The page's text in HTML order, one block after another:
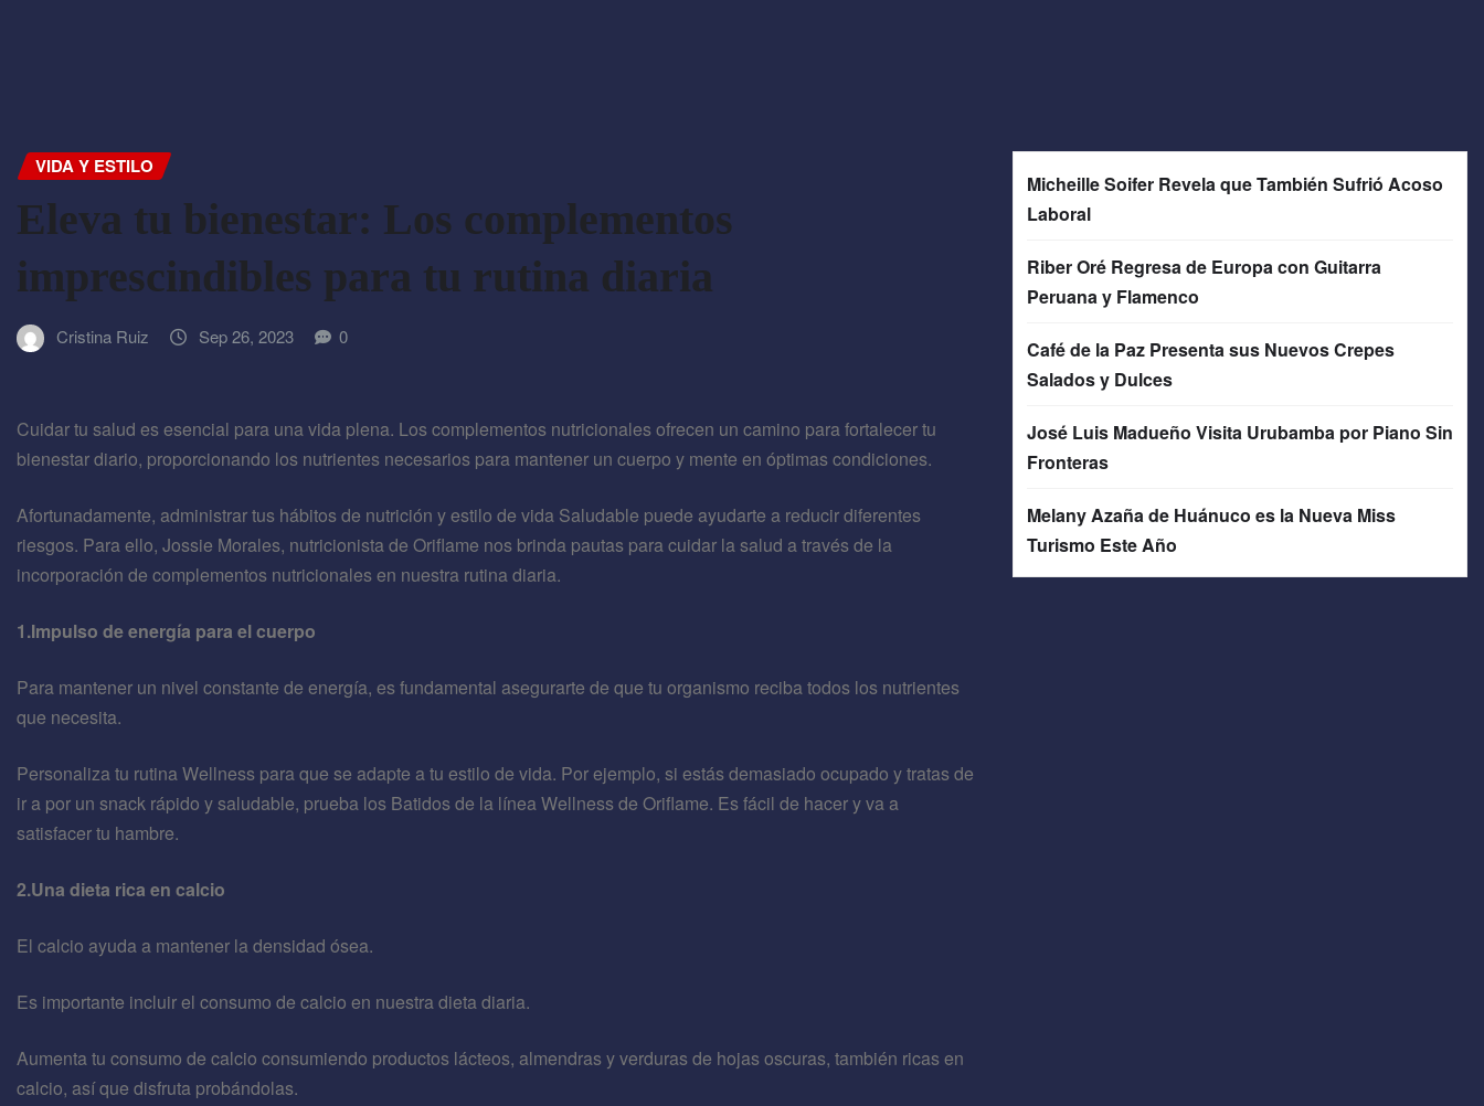
VIDA Y ESTILO
Eleva tu bienestar: Los complementos
imprescindibles para tu rutina diaria
Cristina Ruiz Sep 26, 2023 0
Cuidar tu salud es esencial para una vida plena. Los complementos nutricionales ofrecen un camino para fortalecer tu
bienestar diario, proporcionando los nutrientes necesarios para mantener un cuerpo y mente en óptimas condiciones.
Afortunadamente, administrar tus hábitos de nutrición y estilo de vida Saludable puede ayudarte a reducir diferentes
riesgos. Para ello, Jossie Morales, nutricionista de Oriflame nos brinda pautas para cuidar la salud a través de la
incorporación de complementos nutricionales en nuestra rutina diaria.
1.Impulso de energía para el cuerpo
Para mantener un nivel constante de energía, es fundamental asegurarte de que tu organismo reciba todos los nutrientes
que necesita.
Personaliza tu rutina Wellness para que se adapte a tu estilo de vida. Por ejemplo, si estás demasiado ocupado y tratas de
ir a por un snack rápido y saludable, prueba los Batidos de la línea Wellness de Oriflame. Es fácil de hacer y va a
satisfacer tu hambre.
2.Una dieta rica en calcio
El calcio ayuda a mantener la densidad ósea.
Es importante incluir el consumo de calcio en nuestra dieta diaria.
Aumenta tu consumo de calcio consumiendo productos lácteos, almendras y verduras de hojas oscuras, también ricas en
calcio, así que disfruta probándolas.
Micheille Soifer Revela que También Sufrió Acoso
Laboral
Riber Oré Regresa de Europa con Guitarra
Peruana y Flamenco
Café de la Paz Presenta sus Nuevos Crepes
Salados y Dulces
José Luis Madueño Visita Urubamba por Piano Sin
Fronteras
Melany Azaña de Huánuco es la Nueva Miss
Turismo Este Año